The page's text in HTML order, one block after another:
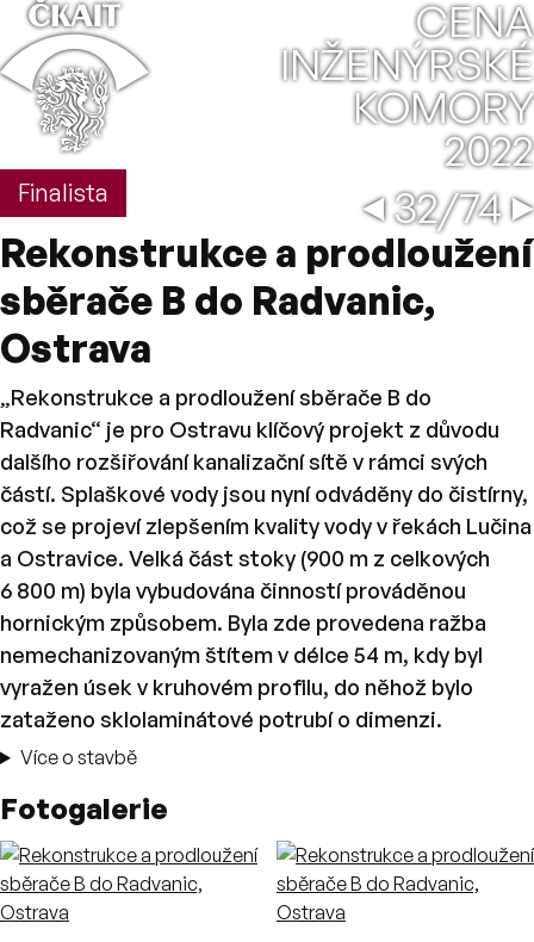
CENA
INŽENÝRSKÉ
KOMORY
2022
⌂
←Oprava
32/74→
Rekonstrukce a prodloužení
sběrače B do Radvanic,
Ostrava
Finalista
„Rekonstrukce a prodloužení sběrače B do
Radvanic“ je pro Ostravu klíčový projekt z důvodu
dalšího rozšiřování kanalizační sítě v rámci svých
částí. Splaškové vody jsou nyní odváděny do čistírny,
což se projeví zlepšením kvality vody v řekách Lučina
a Ostravice. Velká část stoky (900 m z celkových
6 800 m) byla vybudována činností prováděnou
hornickým způsobem. Byla zde provedena ražba
nemechanizovaným štítem v délce 54 m, kdy byl
vyražen úsek v kruhovém profilu, do něhož bylo
zataženo sklolaminátové potrubí o dimenzi.
Více o stavbě
Fotogalerie